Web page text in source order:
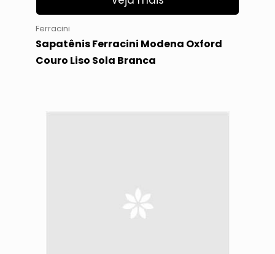
Ferracini
Sapatênis Ferracini Modena Oxford
Couro Liso Sola Branca